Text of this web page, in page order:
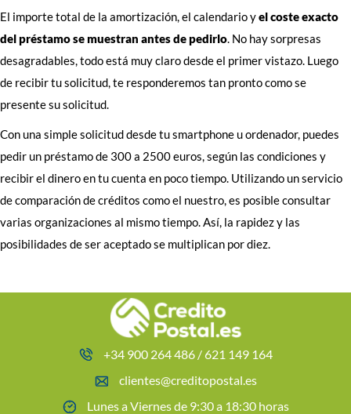
El importe total de la amortización, el calendario yel coste exacto
del préstamo se muestran antes de pedirlo. No hay sorpresas
desagradables, todo está muy claro desde el primer vistazo. Luego
de recibir tu solicitud, te responderemos tan pronto como se
presente su solicitud.
Con una simple solicitud desde tu smartphone u ordenador, puedes
pedir un préstamo de 300 a 2500 euros, según las condiciones y
recibir el dinero en tu cuenta en poco tiempo. Utilizando un servicio
de comparación de créditos como el nuestro, es posible consultar
varias organizaciones al mismo tiempo. Así, la rapidez y las
posibilidades de ser aceptado se multiplican por diez.
+34 900 264 486 / 621 149 164
clientes@creditopostal.es
Lunes a Viernes de 9:30 a 18:30 horas